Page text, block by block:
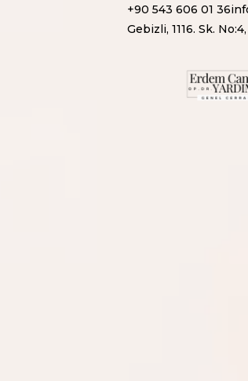
+90 543 606 01 36
Gebizli, 1116. Sk.